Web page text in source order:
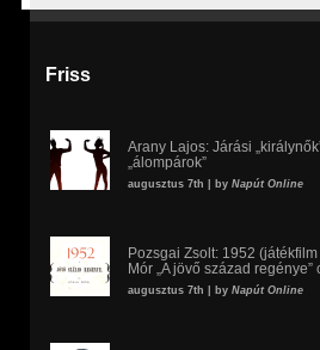
Friss
Arany Lajos: Járási
„álompárok”
augusztus 7th | by Napút Online
Pozsgai Zsolt: 1952
Mór „A jövő század
augusztus 7th | by Napút Online